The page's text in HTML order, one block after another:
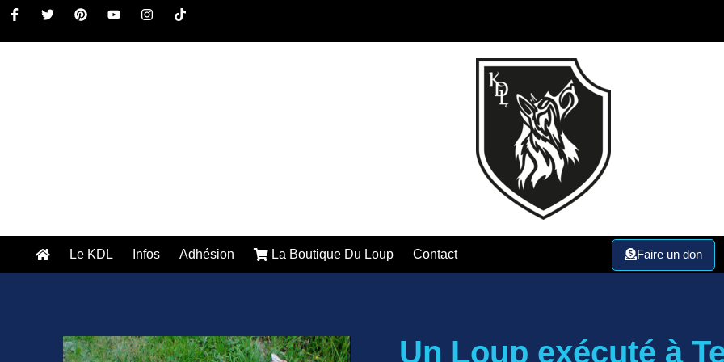
Le KDL Infos Adhésion La Boutique Du Loup Contact Faire un don
Un Loup exécuté à